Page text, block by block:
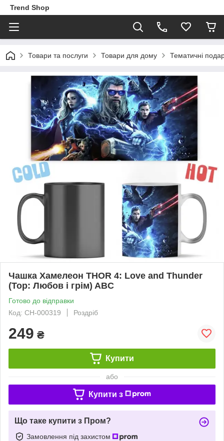
Trend Shop
Товари та послуги Товари для дому Тематичні
Чашка Хамелеон THOR 4: Love and Thunder
(Тор: Любов і грім) ABC
Готово до відправки
Код: СH-000319
Роздріб
249 ₴
Купити
або
Купити з
Що таке купити з Пром?
Замовлення під захистом